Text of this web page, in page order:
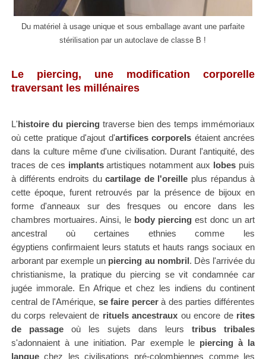
Du matériel à usage unique et sous emballage avant une parfaite
stérilisation par un autoclave de classe B !
Le piercing, une modification corporelle
traversant les millénaires
L'histoire du piercingtraverse bien des temps immémoriaux
où cette pratique d'ajout d'artifices corporels étaient ancrées
dans la culture même d'une civilisation. Durant l'antiquité, des
traces de ces implantsartistiques notamment aux lobes puis
à différents endroits ducartilage de l'oreille plus répandus à
cette époque,furent retrouvés par la présence de bijoux en
forme d'anneaux sur des fresques ou encore dans les
chambres mortuaires. Ainsi, le body piercing est donc un art
ancestral où certaines ethnies comme les
égyptiens confirmaient leurs statuts et hauts rangs sociaux en
arborant par exemple un piercing au nombril. Dès l'arrivée du
christianisme, la pratique du piercing se vit condamnée car
jugée immorale. En Afrique et chez les indiens du continent
central de l'Amérique, se faire percerà des parties différentes
du corps relevaient de rituels ancestraux ou encore de rites
de passageoù les sujets dans leurstribus tribales
s'adonnaient à une initiation. Par exemple le piercing à la
languechez les civilisations pré-colombiennes comme les